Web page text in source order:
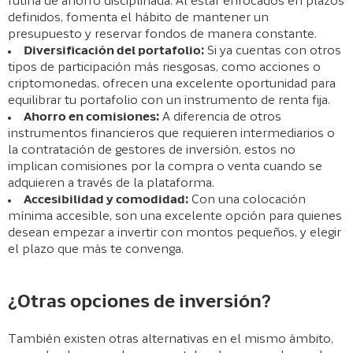
definidos, fomenta el hábito de mantener un
presupuesto y reservar fondos de manera constante.
Diversificación del portafolio: Si ya cuentas con otros
tipos de participación más riesgosas, como acciones o
criptomonedas, ofrecen una excelente oportunidad para
equilibrar tu portafolio con un instrumento de renta fija.
Ahorro en comisiones: A diferencia de otros
instrumentos financieros que requieren intermediarios o
la contratación de gestores de inversión, estos no
implican comisiones por la compra o venta cuando se
adquieren a través de la plataforma.
Accesibilidad y comodidad: Con una colocación
mínima accesible, son una excelente opción para quienes
desean empezar a invertir con montos pequeños, y elegir
el plazo que más te convenga.
¿Otras opciones de inversión?
También existen otras alternativas en el mismo ámbito,